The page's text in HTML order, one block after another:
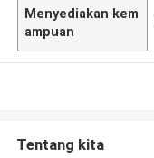
Menyediakan kem
ampuan
Tentang kita